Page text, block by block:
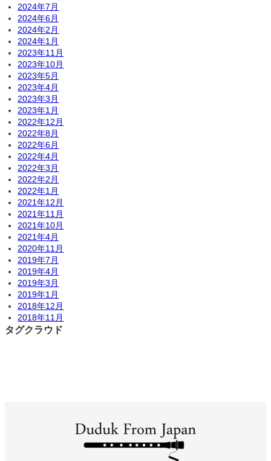
2024年7月
2024年6月
2024年2月
2024年1月
2023年11月
2023年10月
2023年5月
2023年4月
2023年3月
2023年1月
2022年12月
2022年8月
2022年6月
2022年4月
2022年3月
2022年2月
2022年1月
2021年12月
2021年11月
2021年10月
2021年4月
2020年11月
2019年7月
2019年4月
2019年3月
2019年1月
2018年12月
2018年11月
タグクラウド